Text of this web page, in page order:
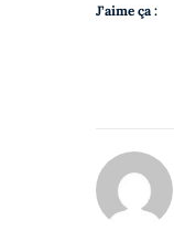
J’aime ça :